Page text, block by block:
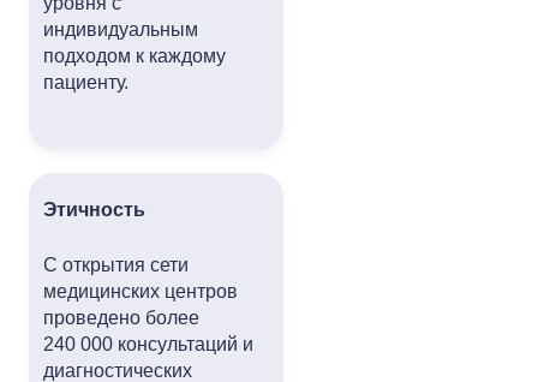
индивидуальным
подходом к каждому
пациенту.
Этичность
С открытия сети
медицинских центров
проведено более
240 000 консультаций и
диагностических